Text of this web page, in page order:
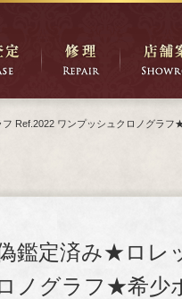
Ref.2022 ワンプッシュクロノグラフ
鑑定済み★ロレ
ノグラフ★希少